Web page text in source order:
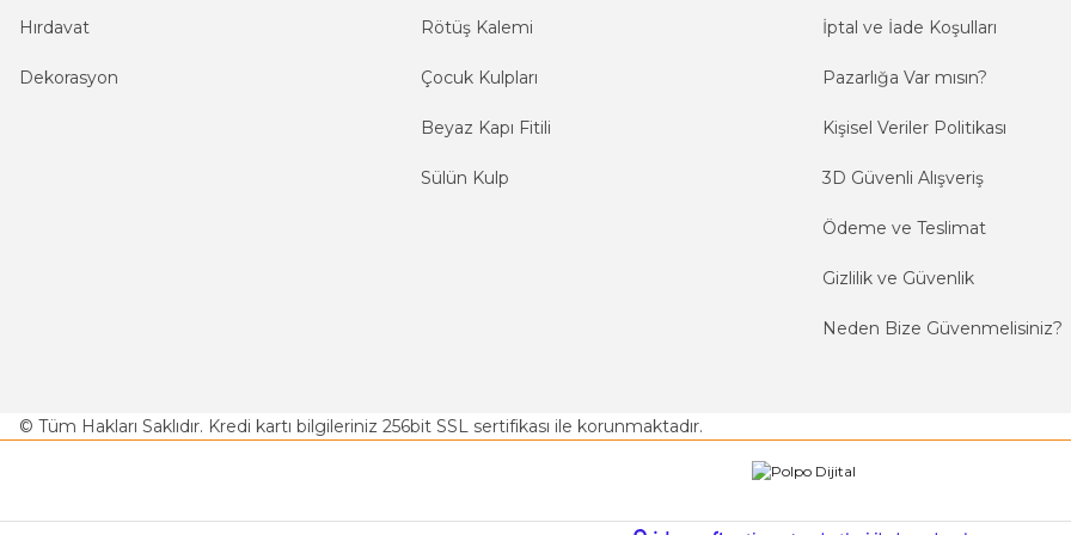
Hırdavat
Dekorasyon
Rötüş Kalemi
Çocuk Kulpları
Beyaz Kapı Fitili
Sülün Kulp
İptal ve İade Koşulları
Pazarlığa Var mısın?
Kişisel Veriler Politikası
3D Güvenli Alışveriş
Ödeme ve Teslimat
Gizlilik ve Güvenlik
Neden Bize Güvenmelisiniz?
© Tüm Hakları Saklıdır. Kredi kartı bilgileriniz 256bit SSL sertifikası ile korunmaktadır.